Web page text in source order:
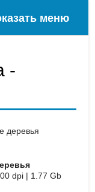
меню
-
dpi | 1.77 Gb